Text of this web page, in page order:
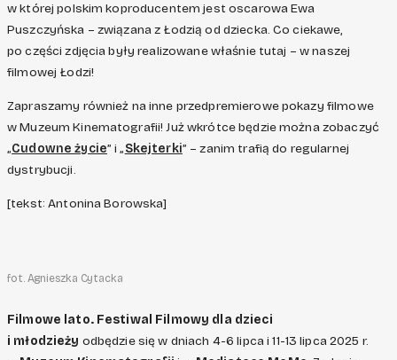
w której polskim koproducentem jest oscarowa Ewa
Puszczyńska – związana z Łodzią od dziecka. Co ciekawe,
po części zdjęcia były realizowane właśnie tutaj – w naszej
filmowej Łodzi!
Zapraszamy również na inne przedpremierowe pokazy filmowe
w Muzeum Kinematografii! Już wkrótce będzie można zobaczyć
„Cudowne życie” i „Skejterki” – zanim trafią do regularnej
dystrybucji.
[tekst: Antonina Borowska]
fot. Agnieszka Cytacka
Filmowe lato. Festiwal Filmowy dla dzieci
i młodzieży odbędzie się w dniach 4-6 lipca i 11-13 lipca 2025 r.